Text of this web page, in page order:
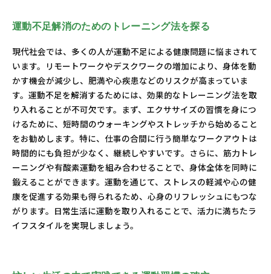
運動不足解消のためのトレーニング法を探る
現代社会では、多くの人が運動不足による健康問題に悩まされて
います。リモートワークやデスクワークの増加により、身体を動
かす機会が減少し、肥満や心疾患などのリスクが高まっていま
す。運動不足を解消するためには、効果的なトレーニング法を取
り入れることが不可欠です。まず、エクササイズの習慣を身につ
けるために、短時間のウォーキングやストレッチから始めること
をお勧めします。特に、仕事の合間に行う簡単なワークアウトは
時間的にも負担が少なく、継続しやすいです。さらに、筋力トレ
ーニングや有酸素運動を組み合わせることで、身体全体を同時に
鍛えることができます。運動を通じて、ストレスの軽減や心の健
康を促進する効果も得られるため、心身のリフレッシュにもつな
がります。日常生活に運動を取り入れることで、活力に満ちたラ
イフスタイルを実現しましょう。